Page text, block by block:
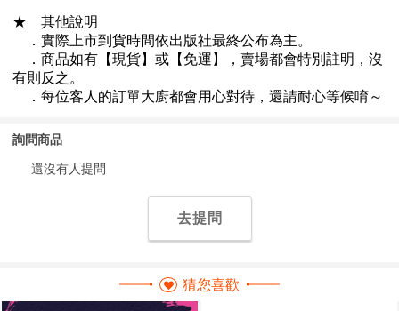
詢問商品
還沒有人提問
去提問
猜您喜歡